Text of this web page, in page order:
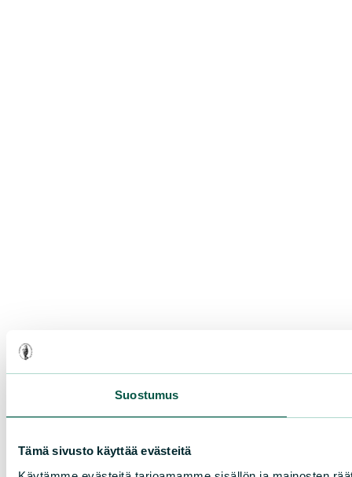
Suostumus
Tämä sivusto käyttää evästeitä